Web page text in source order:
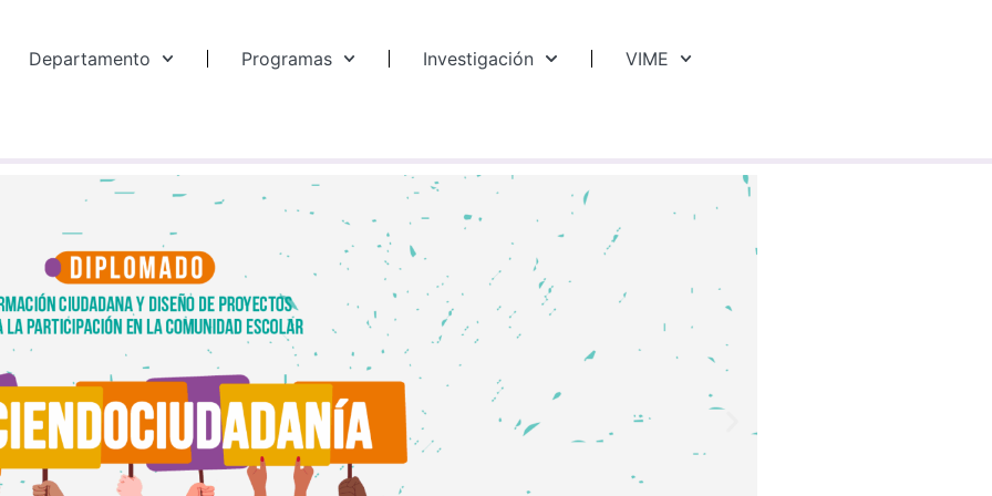
Departamento Programas Investigación VIME